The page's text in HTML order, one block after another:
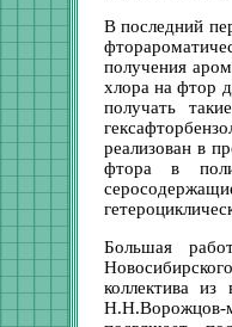
В последний
получения
хлора на фтор
получать
реализован в
фтора в
Большая
коллектива
Н.Н.Ворожцов-